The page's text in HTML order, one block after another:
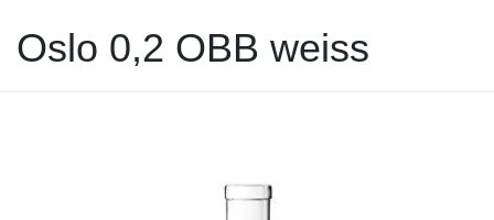
Oslo 0,2 OBB weiss